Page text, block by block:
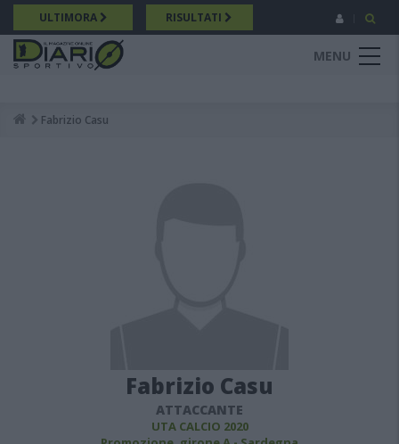
Salta
al
contenuto
principale
ULTIMORA RISULTATI
MENU
Breadcrumb
Fabrizio Casu
Fabrizio Casu
ATTACCANTE
UTA CALCIO 2020